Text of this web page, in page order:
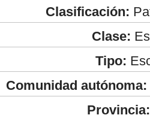
Clasificación:
Clase:
Tipo:
Comunidad autónoma:
Provincia: